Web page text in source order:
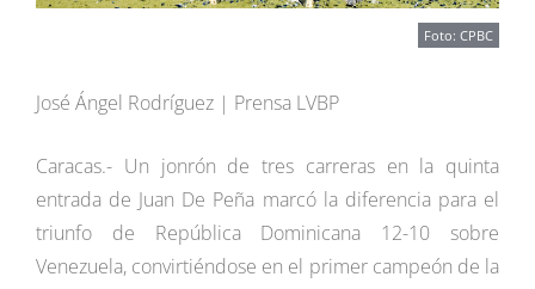
Foto: CPBC
José Ángel Rodríguez | Prensa LVBP
Caracas.- Un jonrón de tres carreras en la quinta
entrada de Juan De Peña marcó la diferencia para el
triunfo de República Dominicana 12-10 sobre
Venezuela, convirtiéndose en el primer campeón de la